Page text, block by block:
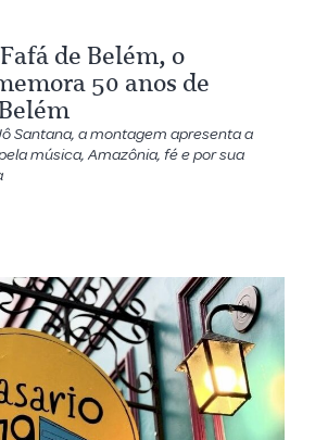
de Belém, o
50 anos de
Santana, a montagem apresenta a
música, Amazônia, fé e por sua